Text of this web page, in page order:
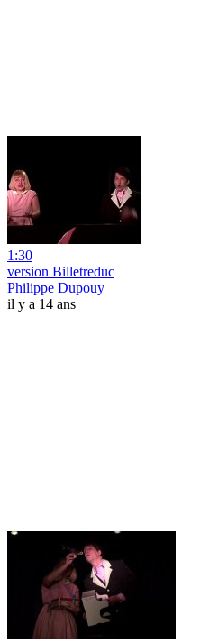
1:30
version Billetreduc
Philippe Dupouy
il y a 14 ans